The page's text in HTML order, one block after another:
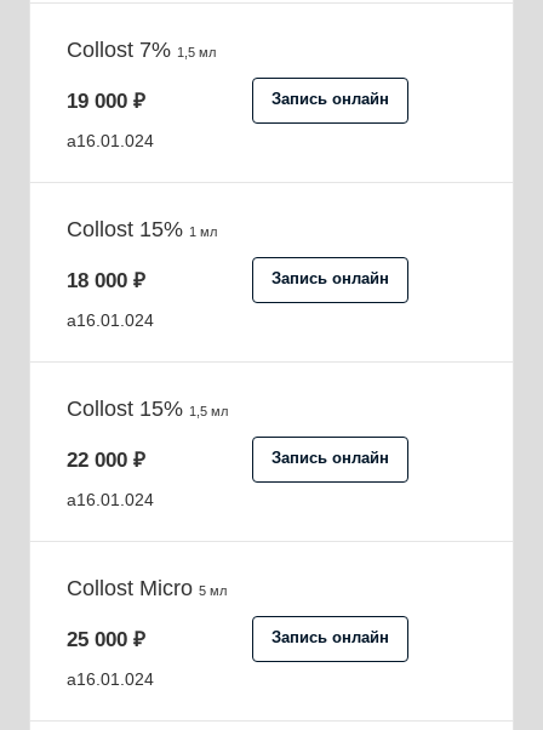
Collost 7% 1,5 мл
a16.01.024
19 000 ₽ Запись онлайн
Collost 15% 1 мл
a16.01.024
18 000 ₽ Запись онлайн
Collost 15% 1,5 мл
a16.01.024
22 000 ₽ Запись онлайн
Collost Micro 5 мл
a16.01.024
25 000 ₽ Запись онлайн